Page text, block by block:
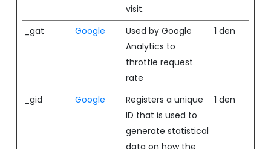
visit.
_gat Google
Used by Google
Analytics to
throttle request
rate
1 den
_gid Google
Registers a unique
ID that is used to
generate statistical
data on how the
1 den